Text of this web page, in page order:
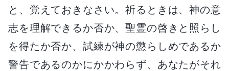
と、覚えておきなさい。祈るときは、神の意
志を理解できるか否か、聖霊の啓きと照らし
を得たか否か、試練が神の懲らしめであるか
警告であるのかにかかわらず、あなたがそれ